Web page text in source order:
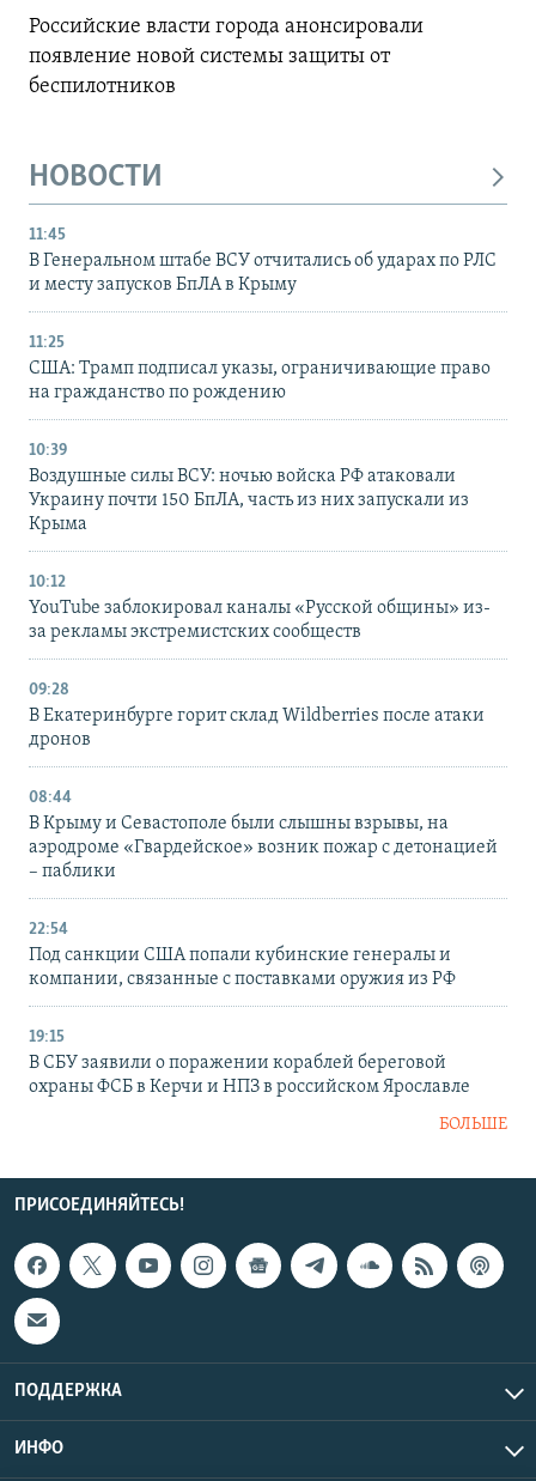
Российские власти города анонсировали
появление новой системы защиты от
беспилотников
НОВОСТИ
11:45
В Генеральном штабе ВСУ отчитались об ударах по РЛС
и месту запусков БпЛА в Крыму
11:25
США: Трамп подписал указы, ограничивающие право
на гражданство по рождению
10:39
Воздушные силы ВСУ: ночью войска РФ атаковали
Украину почти 150 БпЛА, часть из них запускали из
Крыма
10:12
YouTube заблокировал каналы «Русской общины» из-
за рекламы экстремистских сообществ
09:28
В Екатеринбурге горит склад Wildberries после атаки
дронов
08:44
В Крыму и Севастополе были слышны взрывы, на
аэродроме «Гвардейское» возник пожар с детонацией
– паблики
22:54
Под санкции США попали кубинские генералы и
компании, связанные с поставками оружия из РФ
19:15
В СБУ заявили о поражении кораблей береговой
охраны ФСБ в Керчи и НПЗ в российском Ярославле
БОЛЬШЕ
ПРИСОЕДИНЯЙТЕСЬ!
ПОДДЕРЖКА
ИНФО